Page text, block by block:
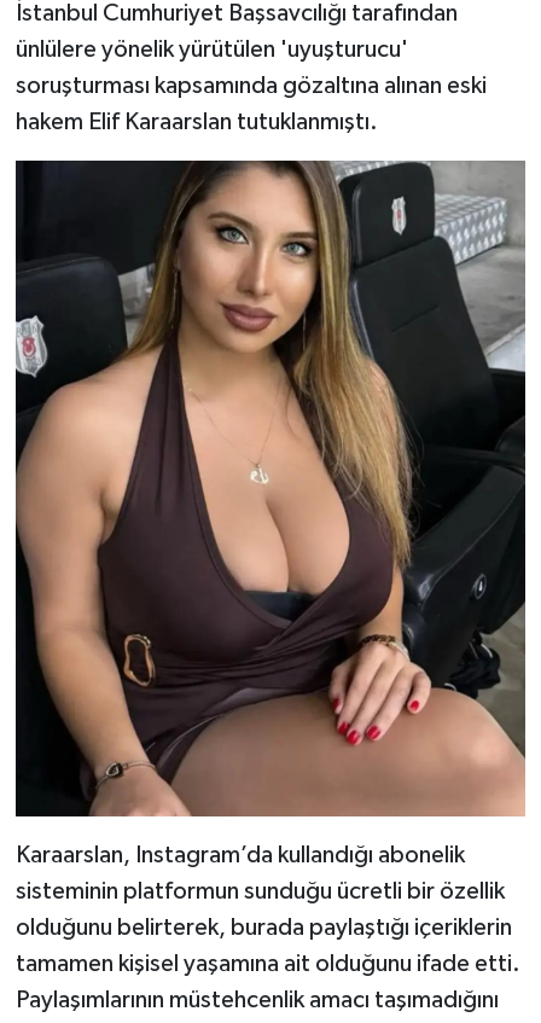
İstanbul Cumhuriyet Başsavcılığı tarafından
ünlülere yönelik yürütülen 'uyuşturucu'
soruşturması kapsamında gözaltına alınan eski
hakem Elif Karaarslan tutuklanmıştı.
Karaarslan, Instagram’da kullandığı abonelik
sisteminin platformun sunduğu ücretli bir özellik
olduğunu belirterek, burada paylaştığı içeriklerin
tamamen kişisel yaşamına ait olduğunu ifade etti.
Paylaşımlarının müstehcenlik amacı taşımadığını